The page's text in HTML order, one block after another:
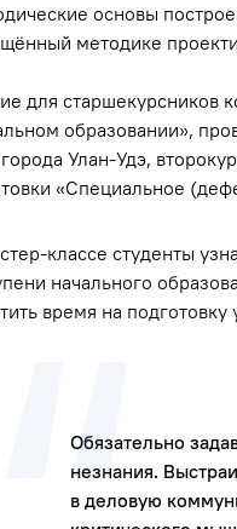
основы
методике
для старшекурсников
образовании»,
Улан-Удэ,
«Специальное
классе студенты
начального
время на подготовку
Обязательно
незнания.
в деловую